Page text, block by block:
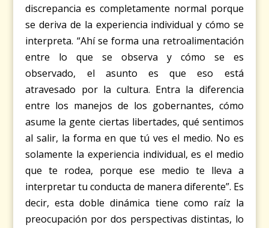
discrepancia es completamente normal porque
se deriva de la experiencia individual y cómo se
interpreta. “Ahí se forma una retroalimentación
entre lo que se observa y cómo se es
observado, el asunto es que eso está
atravesado por la cultura. Entra la diferencia
entre los manejos de los gobernantes, cómo
asume la gente ciertas libertades, qué sentimos
al salir, la forma en que tú ves el medio. No es
solamente la experiencia individual, es el medio
que te rodea, porque ese medio te lleva a
interpretar tu conducta de manera diferente”. Es
decir, esta doble dinámica tiene como raíz la
preocupación por dos perspectivas distintas, lo